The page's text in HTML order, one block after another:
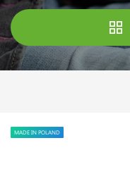
MADE IN POLAND